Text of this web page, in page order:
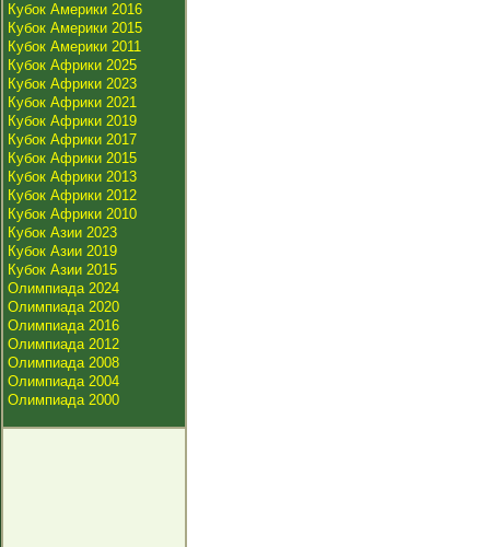
Кубок Америки 2016
Кубок Америки 2015
Кубок Америки 2011
Кубок Африки 2025
Кубок Африки 2023
Кубок Африки 2021
Кубок Африки 2019
Кубок Африки 2017
Кубок Африки 2015
Кубок Африки 2013
Кубок Африки 2012
Кубок Африки 2010
Кубок Азии 2023
Кубок Азии 2019
Кубок Азии 2015
Олимпиада 2024
Олимпиада 2020
Олимпиада 2016
Олимпиада 2012
Олимпиада 2008
Олимпиада 2004
Олимпиада 2000